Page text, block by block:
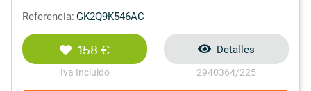
Referencia: GK2Q9K546AC
158 €
Iva Incluido
Detalles
2940364/225